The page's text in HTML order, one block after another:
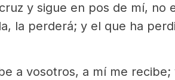
y sigue en pos de mí, no
la perderá; y el que ha
a vosotros, a mí me